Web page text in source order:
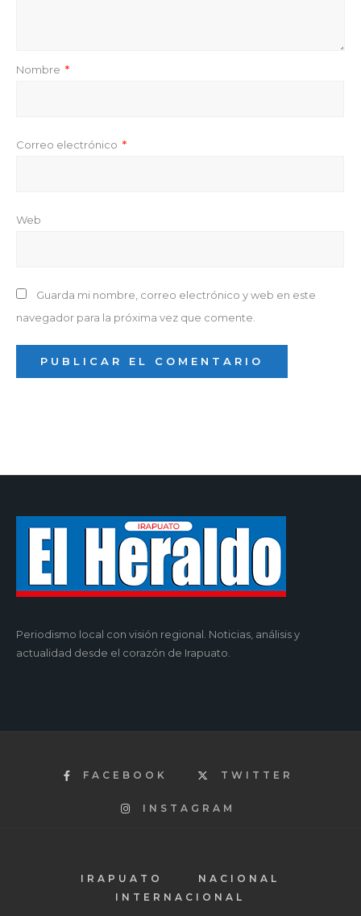
Nombre *
Correo electrónico *
Web
Guarda mi nombre, correo electrónico y web en este
navegador para la próxima vez que comente.
Periodismo local con visión regional. Noticias, análisis y
actualidad desde el corazón de Irapuato.
FACEBOOK TWITTER
INSTAGRAM
IRAPUATO
NACIONAL
INTERNACIONAL